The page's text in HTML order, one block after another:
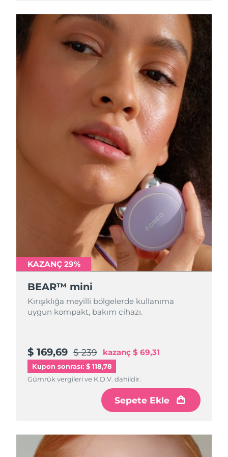
KAZANÇ 29%
BEAR™ mini
Kırışıklığa meyilli bölgelerde kullanıma
uygun kompakt, bakım cihazı.
$ 169,69 $ 239 kazanç $ 69,31
Kupon sonrası: $ 118,78
Gümrük vergileri ve K.D.V. dahildir.
Sepete Ekle
Slovakya Tahmini teslim tarihi8/9/26
Slovenya Tahmini teslim tarihi 8/9/26
Güney Afrika Tahmini teslim tarihi8/17/26
Tahmini teslim tarihi 8/11/26
Tahmini teslim tarihi 8/9/26
Tahmini teslim tarihi 8/9/26
Tahmini teslim tarihi
Tahmini teslim tarihi8/14/26
Tahmini teslim tarihi8/13/26
Tahmini teslim tarihi 8/10/26
Birleşik Arap
Emirlikleri
Tahmini teslim tarihi8/10/26
Birleşik Krallık
Amerika Birleşik
Özbekistan Tahmini teslim tarihi
Vietnam Tahmini teslim tarihi